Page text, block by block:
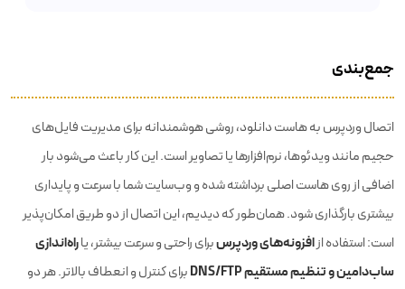
جمع‌بندی
اتصال وردپرس به هاست دانلود، روشی هوشمندانه برای مدیریت فایل‌های
حجیم مانند ویدئوها، نرم‌افزارها یا تصاویر است. این کار باعث می‌شود بار
اضافی از روی هاست اصلی برداشته شده و وب‌سایت شما با سرعت و پایداری
بیشتری بارگذاری شود. همان‌طور که دیدیم، این اتصال از دو طریق امکان‌پذیر
است: استفاده ازافزونه‌های وردپرسبرای راحتی و سرعت بیشتر، یاراه‌اندازی
ساب‌دامین و تنظیم مستقیم DNS/FTP
برای کنترل و انعطاف بالاتر. هر دو